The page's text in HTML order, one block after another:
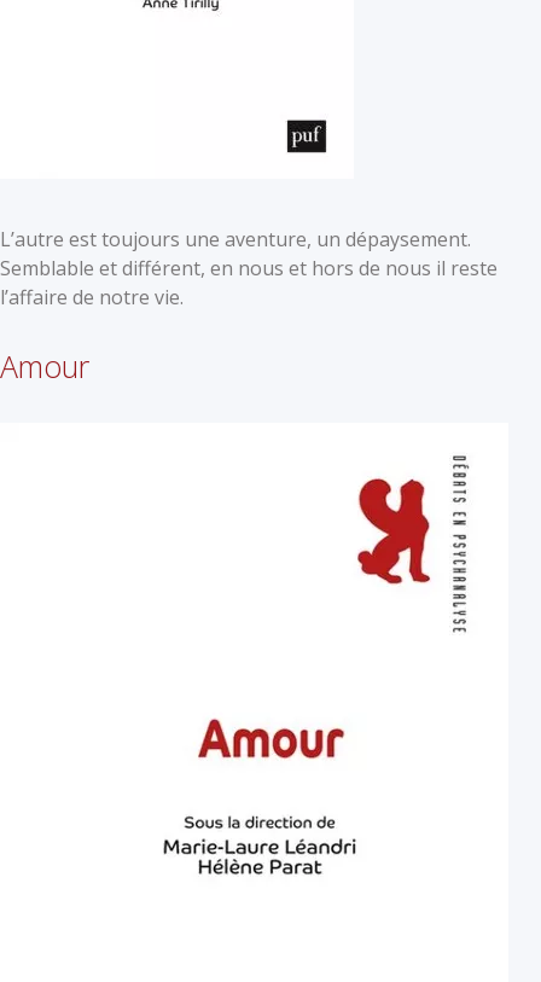
L’autre est toujours une aventure, un dépaysement.
Semblable et différent, en nous et hors de nous il reste
l’affaire de notre vie.
Amour